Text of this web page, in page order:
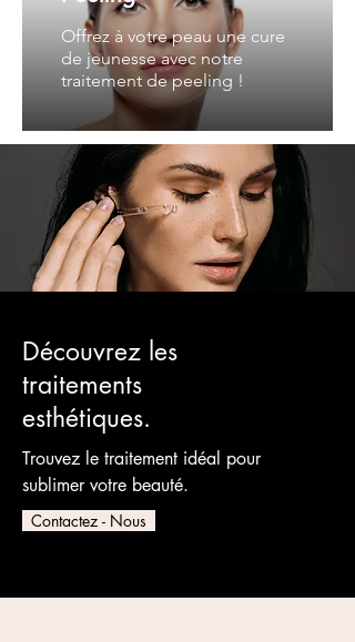
Offrez à votre peau une cure
de jeunesse avec notre
traitement de peeling !
Découvrez les
traitements
esthétiques.
Trouvez le traitement idéal pour
sublimer votre beauté.
Contactez - Nous